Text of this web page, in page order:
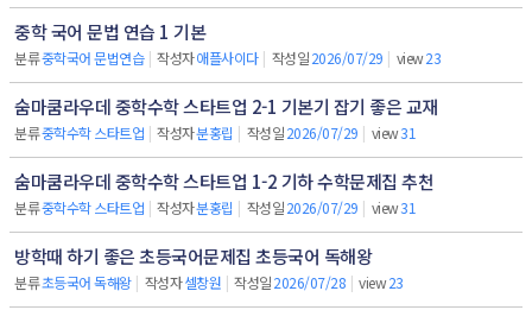
중학 국어 문법 연습 1 기본
분류중학국어 문법연습 | 작성자애플사이다 | 작성일2026/07/29 | view23
숨마쿰라우데 중학수학 스타트업 2-1 기본기 잡기 좋은 교재
분류중학수학 스타트업 | 작성자분홍립 | 작성일2026/07/29 | view31
숨마쿰라우데 중학수학 스타트업 1-2 기하 수학문제집 추천
분류중학수학 스타트업 | 작성자분홍립 | 작성일2026/07/29 | view31
방학때 하기 좋은 초등국어문제집 초등국어 독해왕
분류초등국어 독해왕 | 작성자셀창원 | 작성일2026/07/28 | view23